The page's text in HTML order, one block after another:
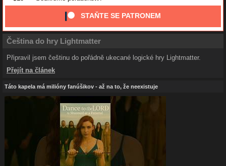
STAŇTE SE PATRONEM
Čeština do hry Lightmatter
Připravil jsem češtinu do pořádně ukecané logické hry Lightmatter.
Přejít na článek
Táto kapela má milióny fanúšikov - až na to, že neexistuje